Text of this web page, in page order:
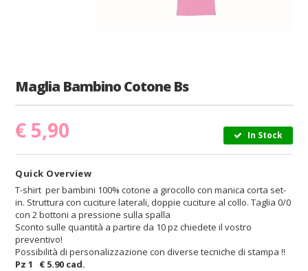
Maglia Bambino Cotone Bs
€ 5,90 In Stock
Quick Overview
T-shirt per bambini 100% cotone a girocollo con manica corta set-
in. Struttura con cuciture laterali, doppie cuciture al collo. Taglia 0/0
con 2 bottoni a pressione sulla spalla
Sconto sulle quantità a partire da 10 pz chiedete il vostro
preventivo!
Possibilità di personalizzazione con diverse tecniche di stampa !!
Pz 1 € 5.90 cad.